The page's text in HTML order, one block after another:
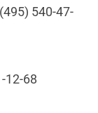
540-47-
12-68